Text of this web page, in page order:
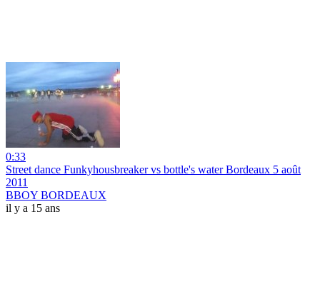
0:33
Street dance Funkyhousbreaker vs bottle's water Bordeaux 5 août
2011
BBOY BORDEAUX
il y a 15 ans